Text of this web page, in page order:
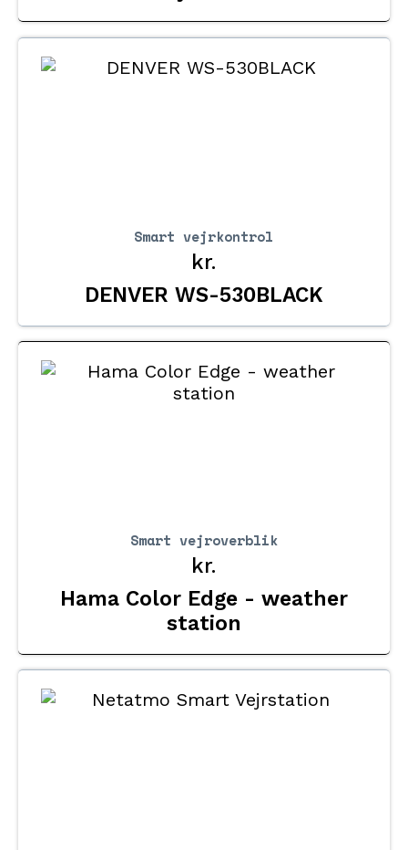
Smart vejrkontrol
DENVER WS-530BLACK
kr.
Smart vejroverblik
Hama Color Edge - weather
station
kr.